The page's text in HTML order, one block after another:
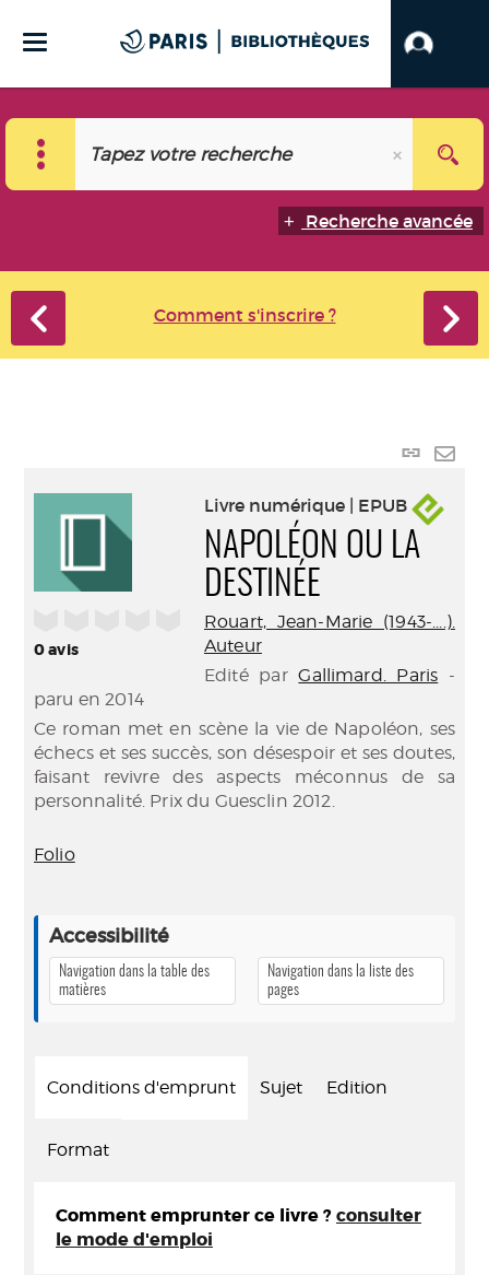
Recherche avancée
Comment s'inscrire ?
Lien
0avis
Livre numérique | EPUB
NAPOLÉON OU LA
DESTINÉE
Rouart, Jean-Marie (1943-....).
Auteur
Edité parGallimard. Paris -
paru en 2014
Ce roman met en scène la vie de Napoléon, ses
échecs et ses succès, son désespoir et ses doutes,
faisant revivre des aspects méconnus de sa
personnalité. Prix du Guesclin 2012.
Folio
Accessibilité
Navigation dans la table des
matières
Navigation dans la liste des
pages
Conditions d'emprunt Sujet Edition
Format
Comment emprunter ce livre ? consulter
le mode d'emploi